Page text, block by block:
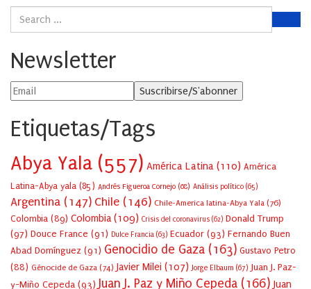
Newsletter
Etiquetas/Tags
Abya Yala (557) América Latina (110) América
Latina-Abya yala (85) Andrés Figueroa Cornejo (68) Análisis político (65)
Argentina (147) Chile (146) Chile-America latina-Abya Yala (76)
Colombia (89) Colombia(109) Crisis del coronavirus (62) Donald Trump
(97) Douce France (91) Dulce Francia (63) Ecuador (93) Fernando Buen
Abad Domínguez (91) Genocidio de Gaza (163) Gustavo Petro
(88) Génocide de Gaza (74) Javier Milei (107) Jorge Elbaum (67) Juan J. Paz-
y-Miño Cepeda (93) Juan J. Paz y Miño Cepeda (166) Juan